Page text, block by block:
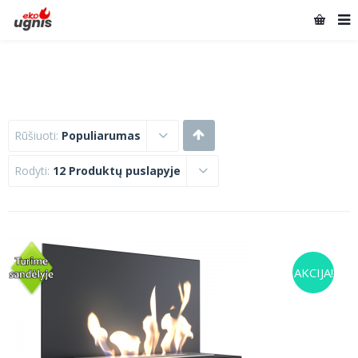
Rūšiuoti: Populiarumas
Rodyti: 12 Produktų puslapyje
AKCIJA!